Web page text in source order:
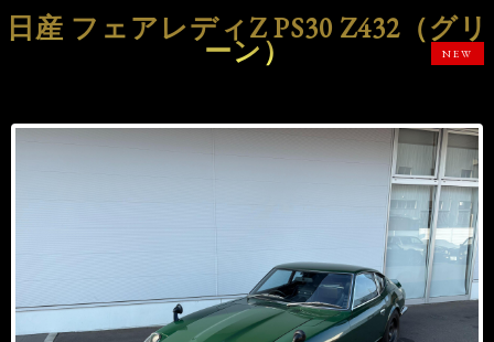
日産 フェアレディZ PS30 Z432（グリ
ーン） NEW